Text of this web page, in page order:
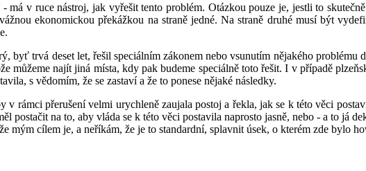
v ruce nástroj, jak vyřešit tento problém. Otázkou pouze je, jestli to
ekonomickou překážkou na straně jedné. Na straně druhé musí být
byť trvá deset let, řešil speciálním zákonem nebo vsunutím nějakého problému
můžeme najít jiná místa, kdy pak budeme speciálně toto řešit. I v případě
s vědomím, že se zastaví a že to ponese nějaké následky.
v rámci přerušení velmi urychleně zaujala postoj a řekla, jak se k této věci
postačit na to, aby vláda se k této věci postavila naprosto jasně, nebo - a to já
mým cílem je, a neříkám, že je to standardní, splavnit úsek, o kterém zde bylo